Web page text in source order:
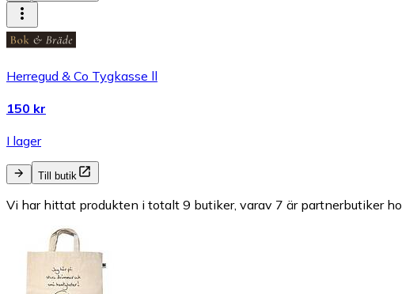
Herregud & Co Tygkasse ll
150 kr
I lager
Till butik
Vi har hittat produkten i totalt 9 butiker, varav 7 är partnerbutiker